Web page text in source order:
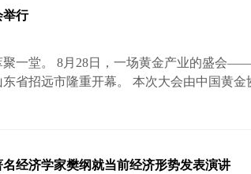
记、副会长兼秘书长张永涛，招远市委书记
举行
一堂。 8月28日，一场黄金产业的盛会
省招远市隆重开幕。 本次大会由中国黄金
多名矿业院士、专家学者、企业代表围绕黄
经济学家樊纲就当前经济形势发表演讲